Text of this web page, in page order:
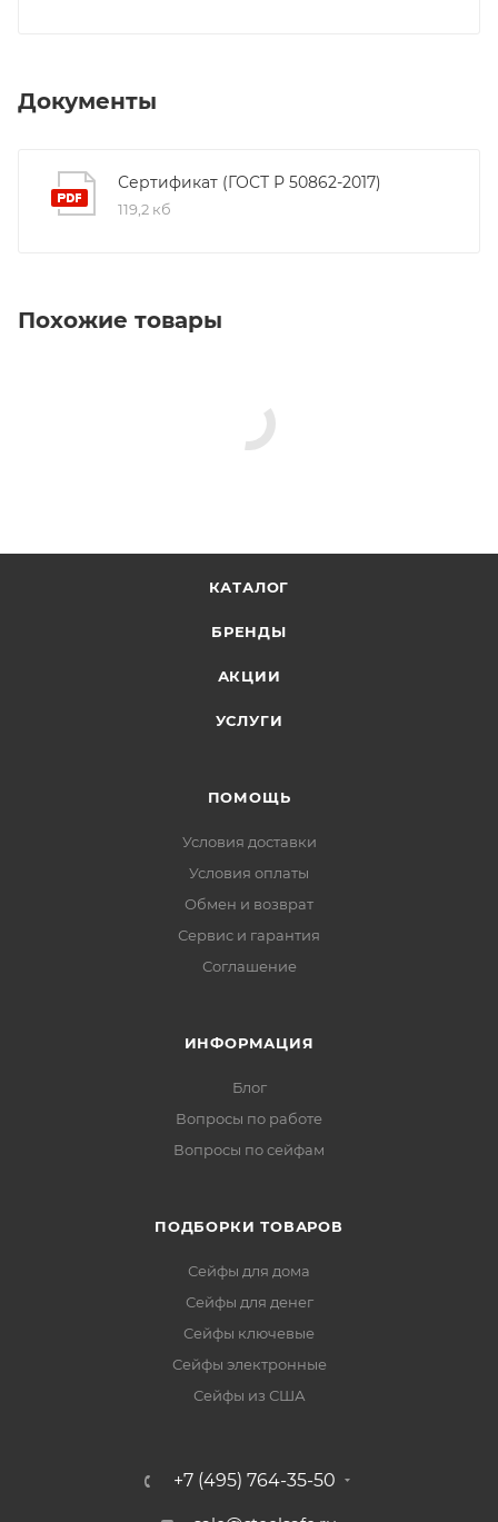
Документы
Сертификат (ГОСТ Р 50862-2017)
119,2 кб
Похожие товары
КАТАЛОГ
БРЕНДЫ
АКЦИИ
УСЛУГИ
ПОМОЩЬ
Условия доставки
Условия оплаты
Обмен и возврат
Сервис и гарантия
Соглашение
ИНФОРМАЦИЯ
Блог
Вопросы по работе
Вопросы по сейфам
ПОДБОРКИ ТОВАРОВ
Сейфы для дома
Сейфы для денег
Сейфы ключевые
Сейфы электронные
Сейфы из США
+7 (495) 764-35-50